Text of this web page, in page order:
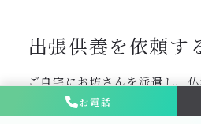
出張供養を依頼す
ご自宅にお坊さんを派遣し、
（遷座法要）をおこなってい
お問い合わせ・ 相
お電話